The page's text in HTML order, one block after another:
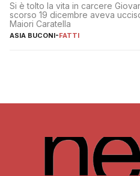
Si è tolto la vita in carcere
scorso 19 dicembre aveva
Maiori Caratella
ASIA BUCONI-FATTI